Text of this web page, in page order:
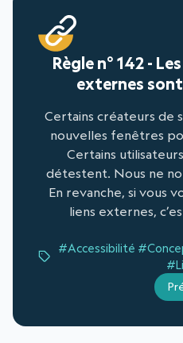
Règle n° 142 -
externes
Certains créateurs de
nouvelles fenêtres
Certains
détestent. Nous ne
En revanche, si vous
liens externes,
#Accessibilité